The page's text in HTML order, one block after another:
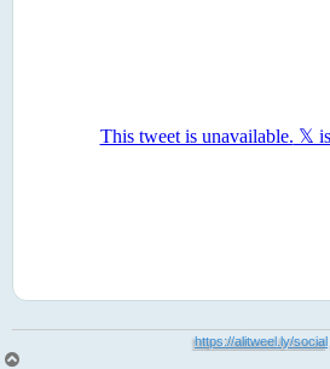
https://alitweel.ly/social